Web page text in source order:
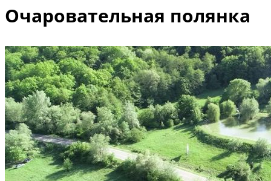
Очаровательная полянка